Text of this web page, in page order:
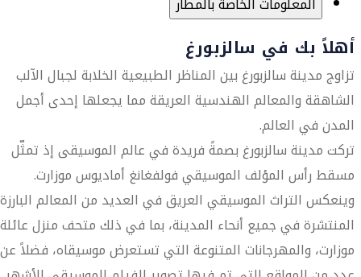
أهلاً بك في سالزبورغ
تزاوج مدينة سالزبورغ بين المناظر الطبيعية الخلابة لجبال الآلب
الشاهقة والمعالم الهندسية العريقة مما يجعلها إحدى أجمل
المدن في العالم.
تركت مدينة سالزبورغ بصمةً فريدة في عالم الموسيقى إذ تمثّل
مسقط رأس المؤلف الموسيقي فولفغانغ أماديوس موزارت.
وينعكس التراث الموسيقي العريق في العديد من المعالم البارزة
المنتشرة في جميع أنحاء المدينة، بما في ذلك متحف منزل عائلة
موزارت، والمهرجانات المتنوعة التي تستعرض موسيقاه، فضلاً عن